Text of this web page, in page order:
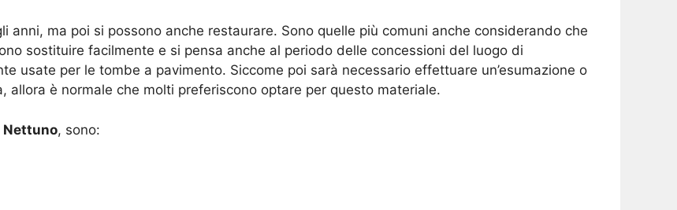
anni, ma poi si possono anche restaurare. Sono quelle più comuni anche considerando che
sostituire facilmente e si pensa anche al periodo delle concessioni del luogo di
usate per le tombe a pavimento. Siccome poi sarà necessario effettuare un’esumazione o
allora è normale che molti preferiscono optare per questo materiale.
Nettuno, sono: